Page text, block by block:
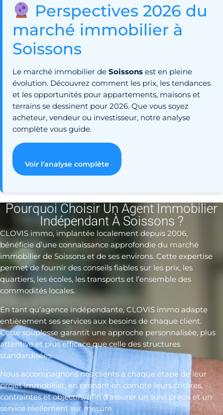
Perspectives 2026 du
marché immobilier à
Soissons
Le marché immobilier de Soissons est en pleine
évolution. Découvrez comment les prix, les tendances
et les opportunités pour appartements, maisons et
terrains se dessinent pour 2026. Que vous soyez
acheteur, vendeur ou investisseur, notre analyse
complète vous guide.
Voir l’analyse complète
Pourquoi Choisir Un Agent Immobilier
Indépendant À Soissons ?
CLOVIS immo, implantée localement depuis 2006,
bénéficie d’une connaissance approfondie du marché
immobilier de Soissons et de ses environs. Cette expertise
permet de fournir des conseils fiables sur les prix, les
quartiers, les écoles, les transports et l’ensemble des
commodités locales.
En tant qu’agence indépendante, CLOVIS immo adapte
entièrement ses services aux besoins de chaque client.
Cette souplesse garantit une approche personnalisée, plus
attentive et plus efficace que celle des structures
standardisées.
Nous accompagnons nos clients à chaque étape de leur
projet immobilier, en prenant en compte leurs critères,
contraintes et objectifs, afin d’assurer un suivi précis et un
service réellement sur mesure.